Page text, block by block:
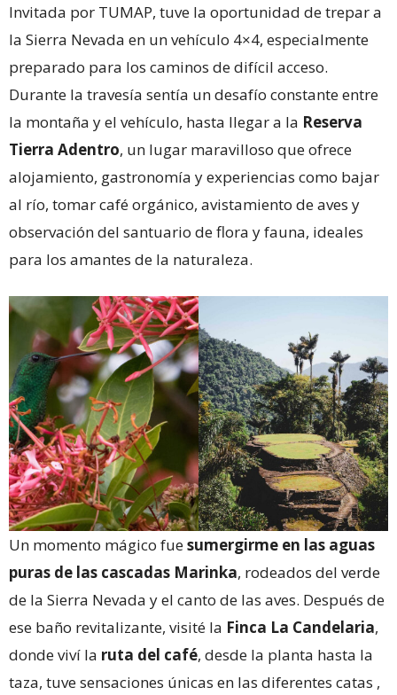
Invitada por TUMAP, tuve la oportunidad de trepar a
la Sierra Nevada en un vehículo 4×4, especialmente
preparado para los caminos de difícil acceso.
Durante la travesía sentía un desafío constante entre
la montaña y el vehículo, hasta llegar a la Reserva
Tierra Adentro, un lugar maravilloso que ofrece
alojamiento, gastronomía y experiencias como bajar
al río, tomar café orgánico, avistamiento de aves y
observación del santuario de flora y fauna, ideales
para los amantes de la naturaleza.
Un momento mágico fuesumergirme en las aguas
puras de las cascadas Marinka, rodeados del verde
de la Sierra Nevada y el canto de las aves. Después de
ese baño revitalizante, visité la Finca La Candelaria,
donde viví la ruta del café, desde la planta hasta la
taza, tuve sensaciones únicas en las diferentes catas ,